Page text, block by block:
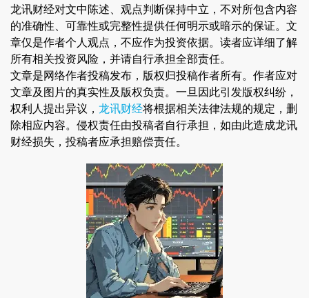
龙讯财经对文中陈述、观点判断保持中立，不对所包含内容
的准确性、可靠性或完整性提供任何明示或暗示的保证。文
章仅是作者个人观点，不应作为投资依据。读者应详细了解
所有相关投资风险，并请自行承担全部责任。
文章是网络作者投稿发布，版权归投稿作者所有。作者应对
文章及图片的真实性及版权负责。一旦因此引发版权纠纷，
权利人提出异议， 龙讯财经将根据相关法律法规的规定，删
除相应内容。侵权责任由投稿者自行承担，如由此造成龙讯
财经损失，投稿者应承担赔偿责任。